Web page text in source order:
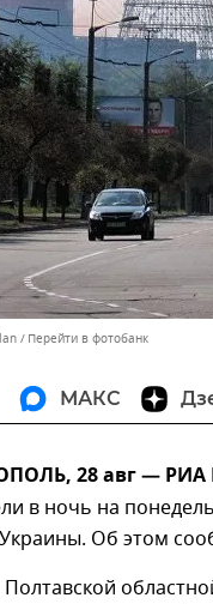
Перейти в фотобанк
МАКС
28 авг — РИА
в ночь на
Об этом
Полтавской